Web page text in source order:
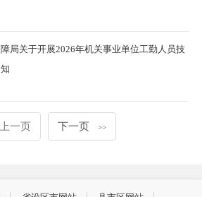
局关于开展2026年机关事业单位工勤人员技
上一页 下一页 >>